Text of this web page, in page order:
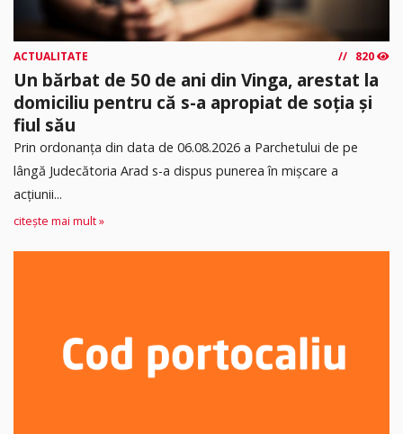
ACTUALITATE 820
Un bărbat de 50 de ani din Vinga, arestat la
domiciliu pentru că s-a apropiat de soția și
fiul său
Prin ordonanța din data de 06.08.2026 a Parchetului de pe
lângă Judecătoria Arad s-a dispus punerea în mişcare a
acţiunii...
citește mai mult »